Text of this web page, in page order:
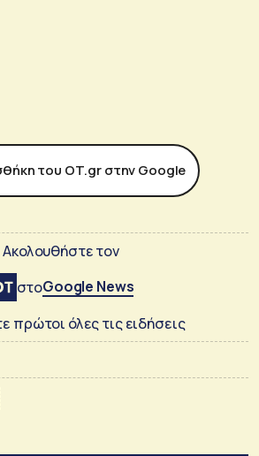
του ΟΤ.gr στην Google
Ακολουθήστε τον
στοGoogle News
πρώτοι όλες τις ειδήσεις